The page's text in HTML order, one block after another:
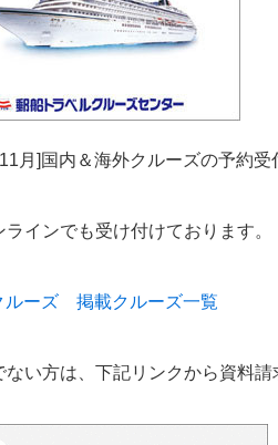
月]国内＆海外クルーズの予約受
インでも受け付けております。
ルーズ 掲載クルーズ一覧
い方は、下記リンクから資料請